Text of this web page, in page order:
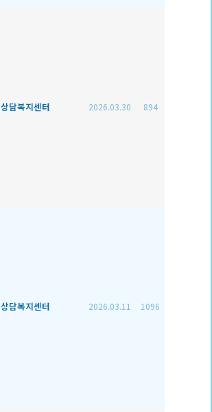
상담복지센터 2026.03.30 894
상담복지센터 2026.03.11 1096